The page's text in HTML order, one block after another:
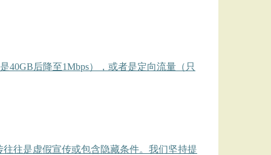
后降至1Mbps），或者是定向流量（只
往是虚假宣传或包含隐藏条件。我们坚持提